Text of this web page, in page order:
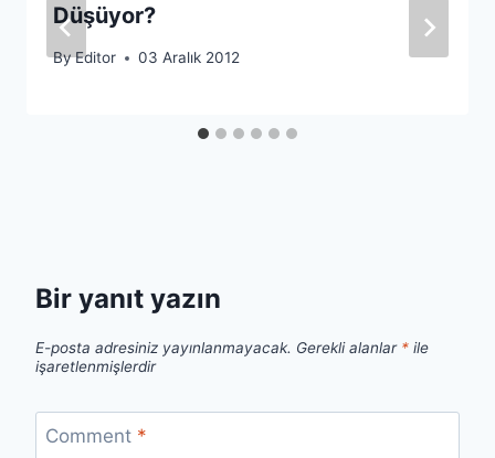
Düşüyor?
ByEditor 03 Aralık 2012
Bir yanıt yazın
E-posta adresiniz yayınlanmayacak. Gerekli alanlar * ile
işaretlenmişlerdir
Comment *